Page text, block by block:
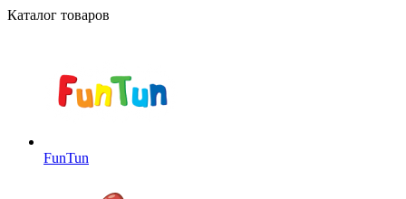
Каталог товаров
FunTun